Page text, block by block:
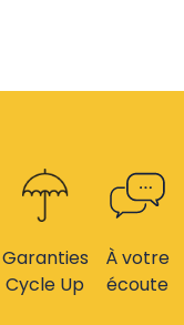
Garanties
Cycle Up
À votre
écoute